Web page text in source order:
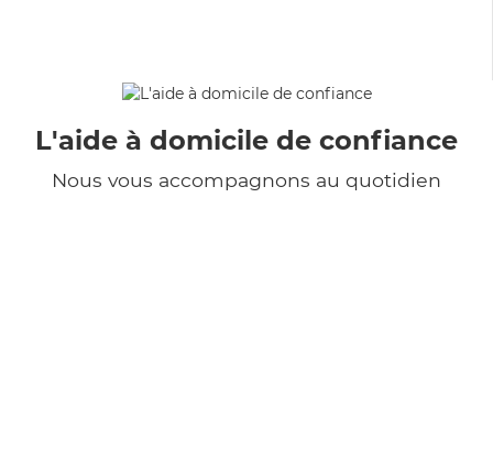
L'aide à domicile de confiance
Nous vous accompagnons au quotidien